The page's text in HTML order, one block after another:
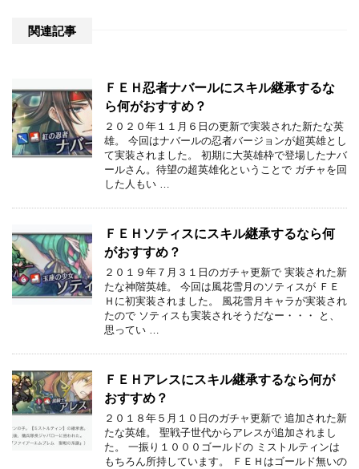
関連記事
ＦＥＨ忍者ナバールにスキル継承するな
ら何がおすすめ？
２０２０年１１月６日の更新で実装された新たな英
雄。 今回はナバールの忍者バージョンが超英雄とし
て実装されました。 初期に大英雄枠で登場したナバ
ールさん。待望の超英雄化ということで ガチャを回
した人もい …
ＦＥＨソティスにスキル継承するなら何
がおすすめ？
２０１９年７月３１日のガチャ更新で 実装された新
たな神階英雄。 今回は風花雪月のソティスが ＦＥ
Ｈに初実装されました。 風花雪月キャラが実装され
たので ソティスも実装されそうだなー・・・ と、
思ってい …
ＦＥＨアレスにスキル継承するなら何が
おすすめ？
２０１８年５月１０日のガチャ更新で 追加された新
たな英雄。 聖戦子世代からアレスが追加されまし
た。 一振り１０００ゴールドの ミストルティンは
もちろん所持しています。 ＦＥＨはゴールド無いの